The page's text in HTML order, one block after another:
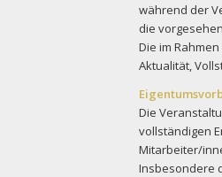
während der
die
Die im
Aktualität,
Die
vollständigen
Mitarbeiter/
Insbesondere